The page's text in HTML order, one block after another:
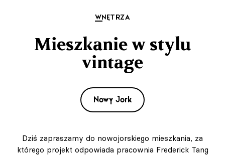
WNĘTRZA
Mieszkanie w stylu
vintage
Nowy Jork
Dziś zapraszamy do nowojorskiego mieszkania, za
którego projekt odpowiada pracownia Frederick Tang